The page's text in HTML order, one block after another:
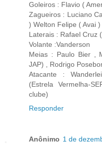
Goleiros : Flavio (
Zagueiros : Luciano
) Welton Felipe ( Avai )
Laterais : Rafael Cruz
Volante :Vanderson
Meias : Paulo Bier ,
JAP) , Rodrigo
Atacante :
(Estrela Vermelha-
clube)
Responder
Anônimo 1 de